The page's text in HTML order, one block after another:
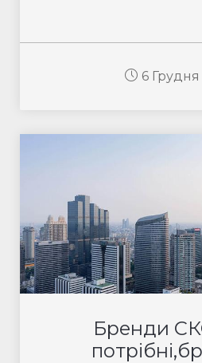
6
Бренди